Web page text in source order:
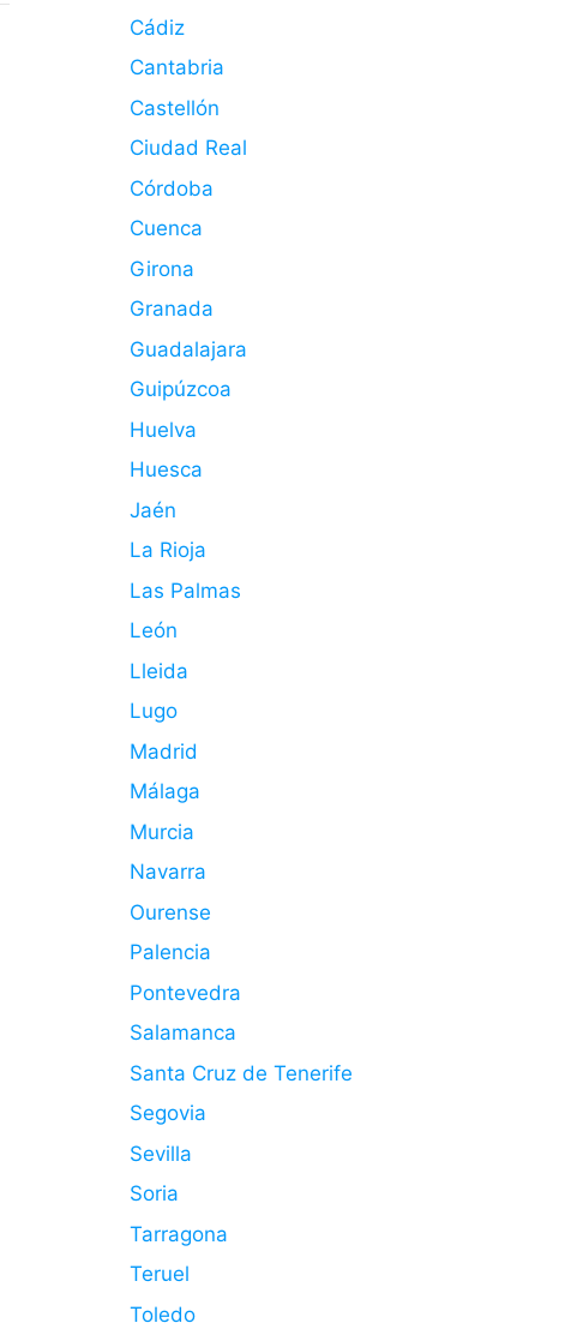
Cádiz
Cantabria
Castellón
Ciudad Real
Córdoba
Cuenca
Girona
Granada
Guadalajara
Guipúzcoa
Huelva
Huesca
Jaén
La Rioja
Las Palmas
León
Lleida
Lugo
Madrid
Málaga
Murcia
Navarra
Ourense
Palencia
Pontevedra
Salamanca
Santa Cruz de Tenerife
Segovia
Sevilla
Soria
Tarragona
Teruel
Toledo